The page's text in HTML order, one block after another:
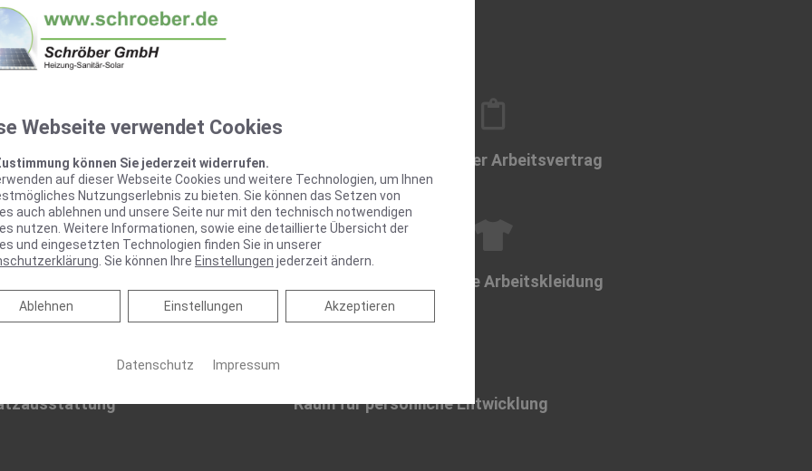
Profi-Werkzeug Unbefristeter Arbeitsvertrag
Hochwertige Arbeitskleidung
Raum für persönliche Entwicklung
Webseite verwendet Cookies
können Sie jederzeit widerrufen.
auf dieser Webseite Cookies und weitere Technologien, um Ihnen
Nutzungserlebnis zu bieten. Sie können das Setzen von
auch ablehnen und unsere Seite nur mit den technisch notwendigen
nutzen. Weitere Informationen, sowie eine detaillierte Übersicht der
und eingesetzten Technologien finden Sie in unserer
. Sie können Ihre Einstellungen jederzeit ändern.
Akzeptieren
Einstellungen
Ablehnen
Ablehnen
Datenschutz Impressum